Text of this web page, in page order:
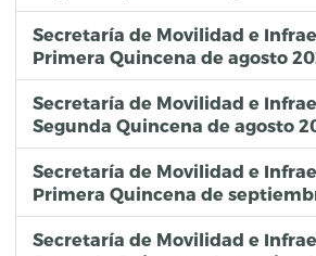
Secretaría de Movilidad e
Primera Quincena de agosto
Secretaría de Movilidad e
Segunda Quincena de agosto
Secretaría de Movilidad e
Primera Quincena de
Secretaría de Movilidad e